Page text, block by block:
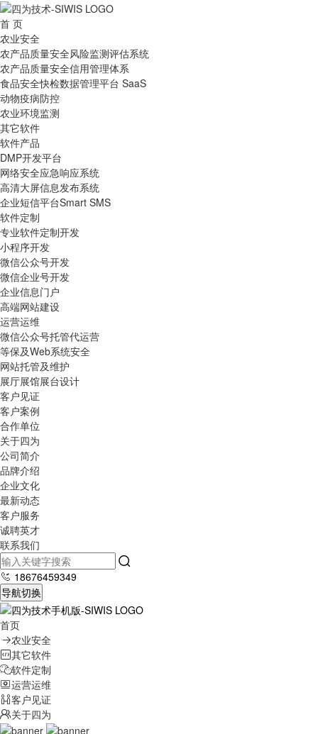
首 页
农业安全
农产品质量安全风险监测评估系统
农产品质量安全信用管理体系
食品安全快检数据管理平台 SaaS
动物疫病防控
农业环境监测
其它软件
软件产品
DMP开发平台
网络安全应急响应系统
高清大屏信息发布系统
企业短信平台Smart SMS
软件定制
专业软件定制开发
小程序开发
微信公众号开发
微信企业号开发
企业信息门户
高端网站建设
运营运维
微信公众号托管代运营
等保及Web系统安全
网站托管及维护
展厅展馆展台设计
客户见证
客户案例
合作单位
关于四为
公司简介
品牌介绍
企业文化
最新动态
客户服务
诚聘英才
联系我们
18676459349
导航切换
首页
农业安全
其它软件
软件定制
运营运维
客户见证
关于四为